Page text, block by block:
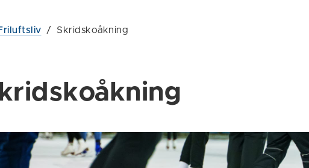
/ Skridskoåkning